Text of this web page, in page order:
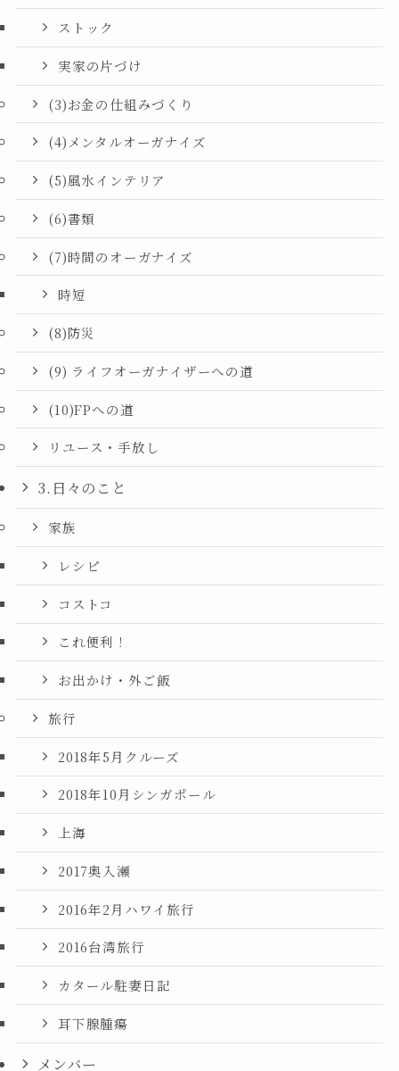
ストック
実家の片づけ
(3)お金の仕組みづくり
(4)メンタルオーガナイズ
(5)風水インテリア
(6)書類
(7)時間のオーガナイズ
時短
(8)防災
(9) ライフオーガナイザーへの道
(10)FPへの道
リユース・手放し
3.日々のこと
家族
レシピ
コストコ
これ便利！
お出かけ・外ご飯
旅行
2018年5月クルーズ
2018年10月シンガポール
上海
2017奥入瀬
2016年2月ハワイ旅行
2016台湾旅行
カタール駐妻日記
耳下腺腫瘍
メンバー